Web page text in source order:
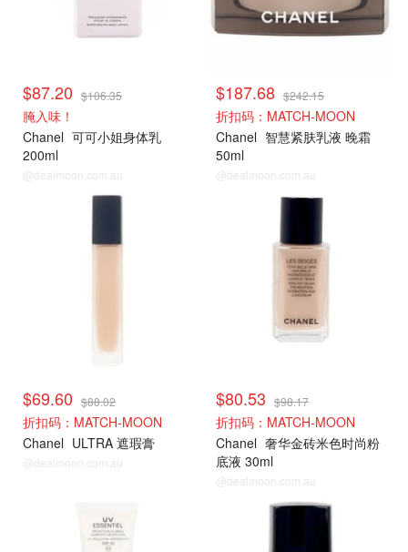
$87.20 $106.35
腌入味！
Chanel 可可小姐身体乳
200ml
@dealmoon.com.au
$187.68 $242.15
折扣码：MATCH-MOON
Chanel 智慧紧肤乳液 晚霜
50ml
@dealmoon.com.au
$69.60 $88.02
折扣码：MATCH-MOON
Chanel ULTRA 遮瑕膏
@dealmoon.com.au
$80.53 $98.17
折扣码：MATCH-MOON
Chanel 奢华金砖米色时尚粉
底液 30ml
@dealmoon.com.au